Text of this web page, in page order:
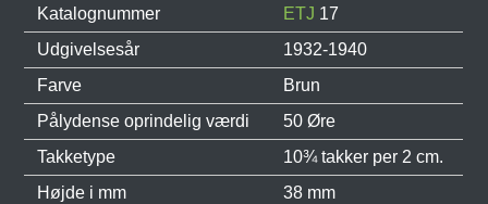
Katalognummer ETJ 17
Udgivelsesår
1932-1940
Farve
Brun
Pålydense oprindelig værdi
50 Øre
Takketype
10¾ takker per 2 cm.
Højde i mm
38 mm